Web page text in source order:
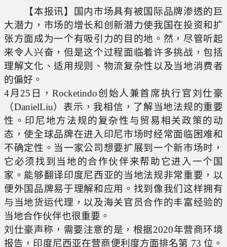
【本报讯】国内市场具有被国际品牌渗透的巨
大潜力，市场的增长和创新潜力使我国在投资和扩
张方面成为一个有吸引力的目的地。然，尽管听起
来令人兴奋，但是这个过程面临着许多挑战，包括
理解文化、适用规则、物流复杂性以及当地消费者
的偏好。
4月25日，Rocketindo创始人兼首席执行官刘仕豪
（DanielLiu）表示，我相信，了解当地法规的重要
性。印尼地方法规的复杂性与贸易相关政策的动
态，使全球品牌在进入印尼市场时经常面临困难和
不确定性。当一家公司想要扩展到一个新市场时，
它必须找到当地的合作伙伴来帮助它进入一个国
家。能够翻译印度尼西亚的当地法规非常重要，以
便外国品牌易于理解和应用。找到像我们这样拥有
与当地货运代理，以及海关官员合作的丰富经验的
当地合作伙伴也很重要。
刘仕豪声称，需要注意的是，根据2020年营商环境
报告，印度尼西亚在营商便利度方面排名第 73 位。